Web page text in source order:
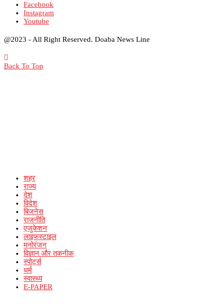
Facebook
Instagram
Youtube
@2023 - All Right Reserved. Doaba News Line
Back To Top
शहर
राज्य
देश
विदेश
बिजनेस
राजनीति
एजुकेशन
लाइफस्टाइल
मनोरंजन
विज्ञान और तकनीक
स्पोर्ट्स
धर्म
स्वास्थ्य
E-PAPER